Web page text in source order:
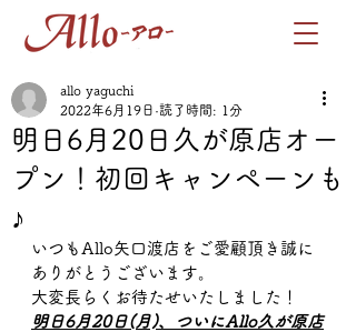
明日6月20日久が原店オー
プン！初回キャンペーンも
♪
allo yaguchi
2022年6月19日 読了時間: 1分
いつもAllo矢口渡店をご愛顧頂き誠に
ありがとうございます。
大変長らくお待たせいたしました！
明日6月20日(月)、ついにAllo久が原店